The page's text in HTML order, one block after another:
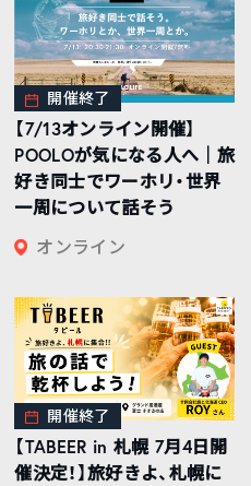
開催終了
【7/13オンライン開催】
POOLOが気になる人へ｜旅
好き同士でワーホリ・世界
一周について話そう
オンライン
開催終了
【TABEER in 札幌 7月4日開
催決定！】旅好きよ、札幌に